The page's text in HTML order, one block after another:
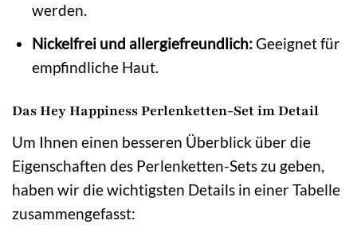
werden.
Nickelfrei und allergiefreundlich:Geeignet für
empfindliche Haut.
Das Hey Happiness Perlenketten-Set im Detail
Um Ihnen einen besseren Überblick über die
Eigenschaften des Perlenketten-Sets zu geben,
haben wir die wichtigsten Details in einer Tabelle
zusammengefasst: